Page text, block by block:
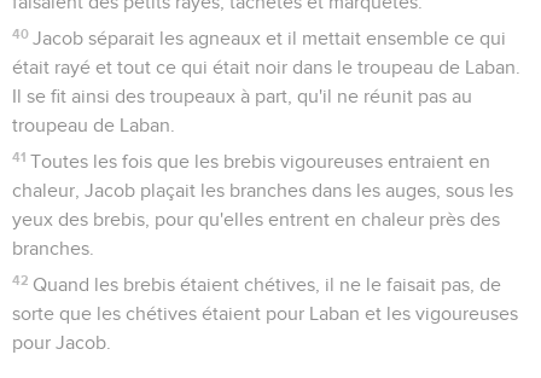
40 Jacob séparait les agneaux et il mettait ensemble ce qui
était rayé et tout ce qui était noir dans le troupeau de Laban.
Il se fit ainsi des troupeaux à part, qu'il ne réunit pas au
troupeau de Laban.
41 Toutes les fois que les brebis vigoureuses entraient en
chaleur, Jacob plaçait les branches dans les auges, sous les
yeux des brebis, pour qu'elles entrent en chaleur près des
branches.
42 Quand les brebis étaient chétives, il ne le faisait pas, de
sorte que les chétives étaient pour Laban et les vigoureuses
pour Jacob.